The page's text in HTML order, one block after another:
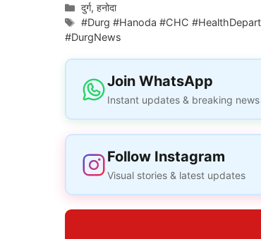
Categories
दुर्ग,हनोदा
Tags
#Durg #Hanoda #CHC
#DurgNews
Join WhatsApp
Instant updates & breaking news
Follow Instagram
Visual stories & latest updates